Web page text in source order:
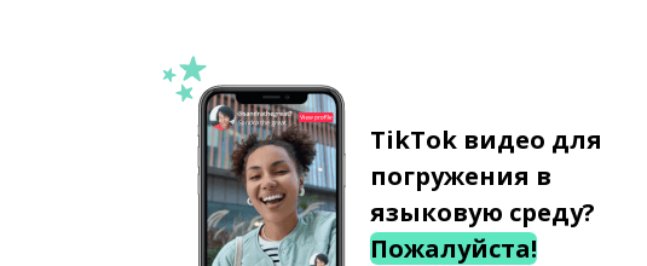
TikTok видео для
погружения в
языковую среду?
Пожалуйста!